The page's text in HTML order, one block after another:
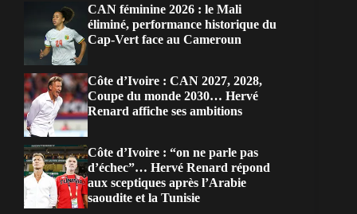
CAN féminine 2026 : le Mali
éliminé, performance historique du
Cap-Vert face au Cameroun
Côte d’Ivoire : CAN 2027, 2028,
Coupe du monde 2030… Hervé
Renard affiche ses ambitions
Côte d’Ivoire : “on ne parle pas
d’échec”… Hervé Renard répond
aux sceptiques après l’Arabie
saoudite et la Tunisie